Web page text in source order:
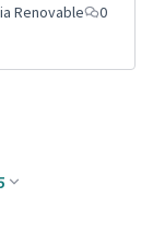
Renovable
0